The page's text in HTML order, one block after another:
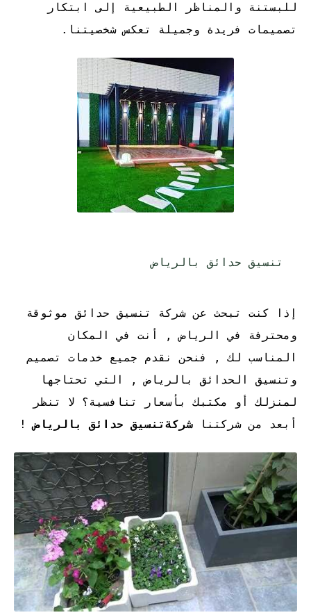
للبستنة والمناظر الطبيعية إلى ابتكار
تصميمات فريدة وجميلة تعكس شخصيتنا.
تنسيق حدائق بالرياض
إذا كنت تبحث عن شركة تنسيق حدائق موثوقة
ومحترفة في الرياض , أنت في المكان
المناسب لك , فنحن نقدم جميع خدمات تصميم
وتنسيق الحدائق بالرياض , التي تحتاجها
لمنزلك أو مكتبك بأسعار تنافسية؟ لا تنظر
أبعد من شركتنا شركةتنسيق حدائق بالرياض !